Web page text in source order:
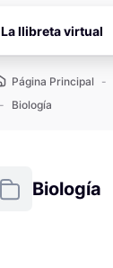
La llibreta virtual
Página Principal
Biología
Biología